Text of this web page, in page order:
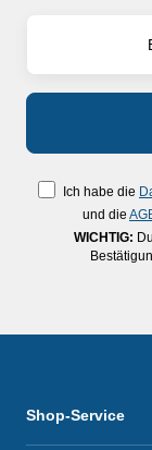
Ich habe die
und die
WICHTIG:
Shop-Service